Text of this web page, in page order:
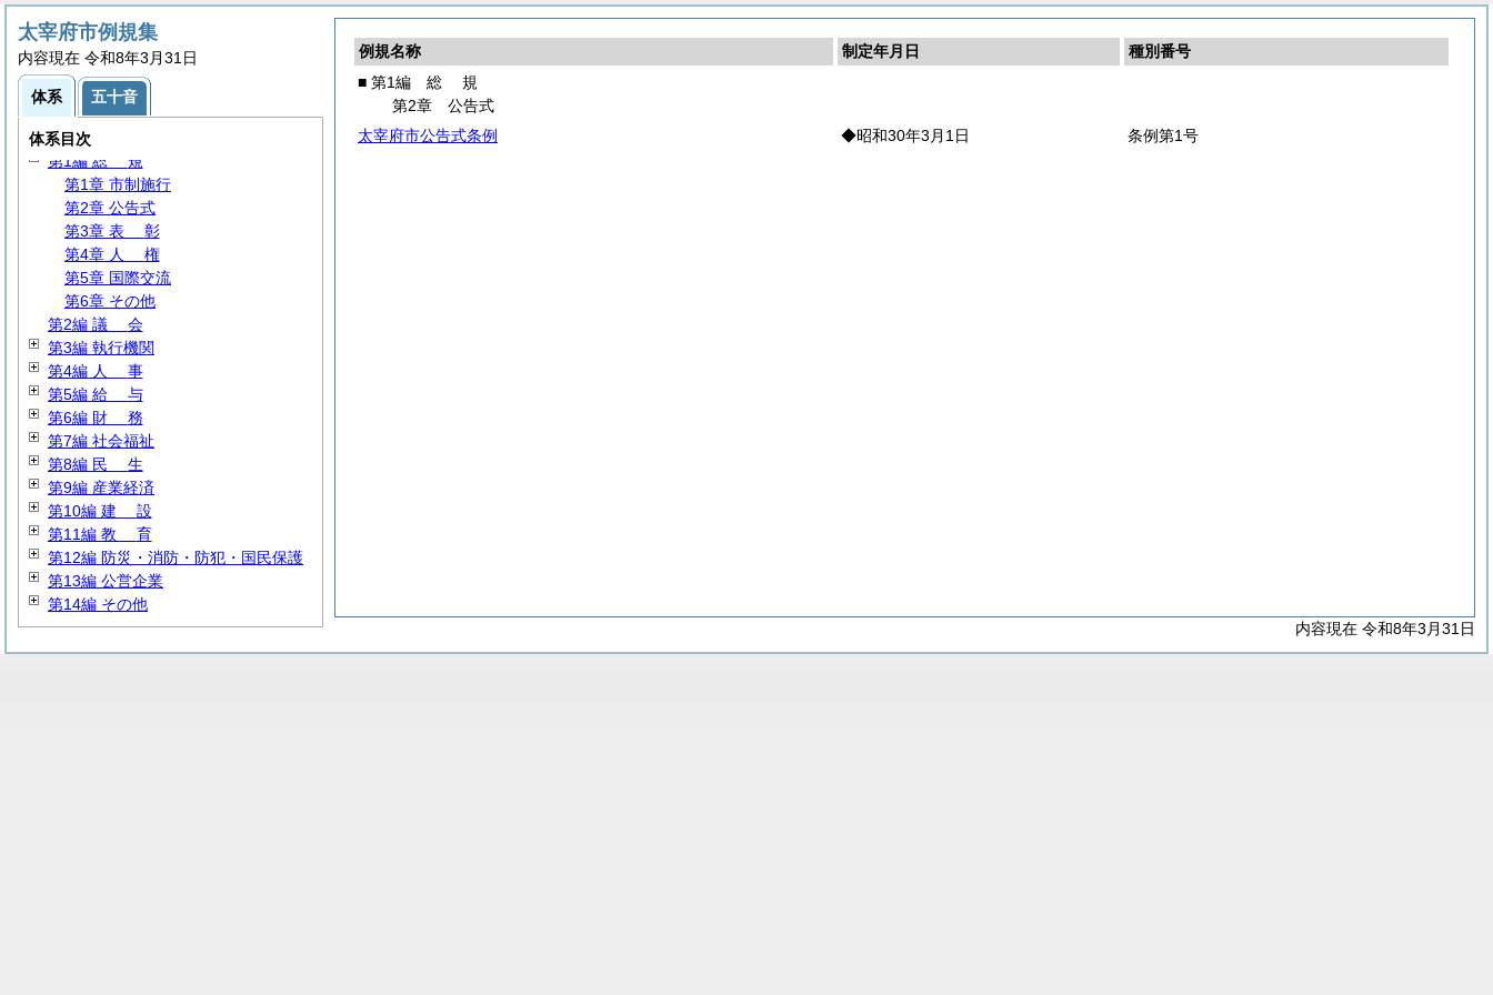
例規名称 制定年月日
種別番号
■ 第1編 総 規
第2章 公告式
太宰府市公告式条例
◆昭和30年3月1日 条例第1号
内容現在 令和8年3月31日
太宰府市例規集
内容現在 令和8年3月31日
体系 五十音
体系目次
第1編 総 規
第1章 市制施行
第2章 公告式
第3章 表 彰
第4章 人 権
第5章 国際交流
第6章 その他
第2編 議 会
第3編 執行機関
第4編 人 事
第5編 給 与
第6編 財 務
第7編 社会福祉
第8編 民 生
第9編 産業経済
第10編 建 設
第11編 教 育
第12編 防災・消防・防犯・国民保護
第13編 公営企業
第14編 その他